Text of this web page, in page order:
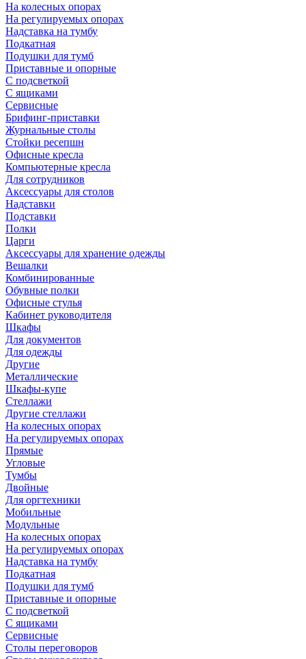
На колесных опорах
На регулируемых опорах
Надставка на тумбу
Подкатная
Подушки для тумб
Приставные и опорные
С подсветкой
С ящиками
Сервисные
Брифинг-приставки
Журнальные столы
Стойки ресепшн
Офисные кресла
Компьютерные кресла
Для сотрудников
Аксессуары для столов
Надставки
Подставки
Полки
Царги
Аксессуары для хранение одежды
Вешалки
Комбинированные
Обувные полки
Офисные стулья
Кабинет руководителя
Шкафы
Для документов
Для одежды
Другие
Металлические
Шкафы-купе
Стеллажи
Другие стеллажи
На колесных опорах
На регулируемых опорах
Прямые
Угловые
Тумбы
Двойные
Для оргтехники
Мобильные
Модульные
На колесных опорах
На регулируемых опорах
Надставка на тумбу
Подкатная
Подушки для тумб
Приставные и опорные
С подсветкой
С ящиками
Сервисные
Столы переговоров